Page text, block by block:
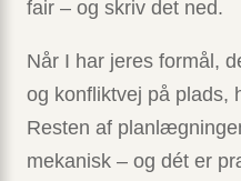
fair – og skriv det ned.
Når I har jeres formål,
og konfliktvej på plads,
Resten af
mekanisk – og dét er